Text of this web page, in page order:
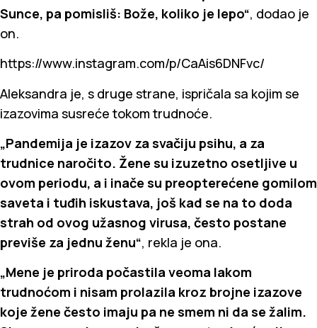
Sunce, pa pomisliš: Bože, koliko je lepo“, dodao je
on.
https://www.instagram.com/p/CaAis6DNFvc/
Aleksandra je, s druge strane, ispričala sa kojim se
izazovima susreće tokom trudnoće.
„Pandemija je izazov za svačiju psihu, a za
trudnice naročito. Žene su izuzetno osetljive u
ovom periodu, a i inače su preopterećene gomilom
saveta i tuđih iskustava, još kad se na to doda
strah od ovog užasnog virusa, često postane
previše za jednu ženu“, rekla je ona.
„Mene je priroda počastila veoma lakom
trudnoćom i nisam prolazila kroz brojne izazove
koje žene često imaju pa ne smem ni da se žalim.